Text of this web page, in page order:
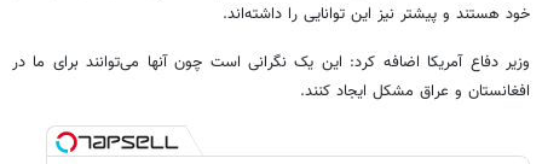
خود هستند و پیشتر نیز این توانایی را داشته‌اند.
وزیر دفاع آمریکا اضافه کرد: این یک نگرانی است چون آنها می‌توانند برای ما در
افغانستان و عراق مشکل ایجاد کنند.